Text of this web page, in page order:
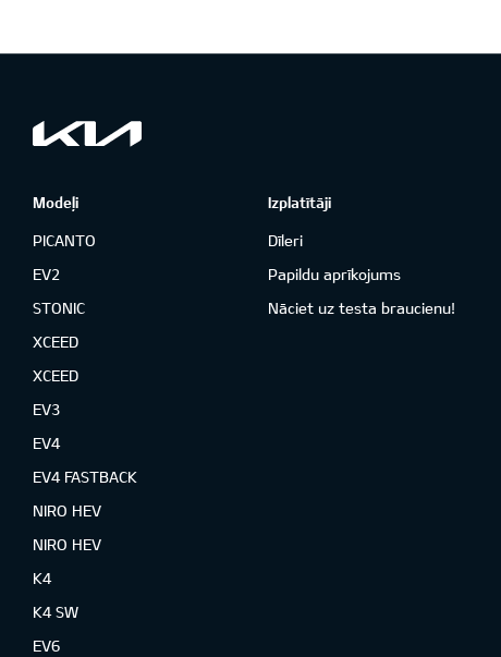
Modeļi
PICANTO
EV2
STONIC
XCEED
XCEED
EV3
EV4
EV4 FASTBACK
NIRO HEV
NIRO HEV
K4
K4 SW
EV6
Izplatītāji
Dīleri
Papildu aprīkojums
Nāciet uz testa braucienu!